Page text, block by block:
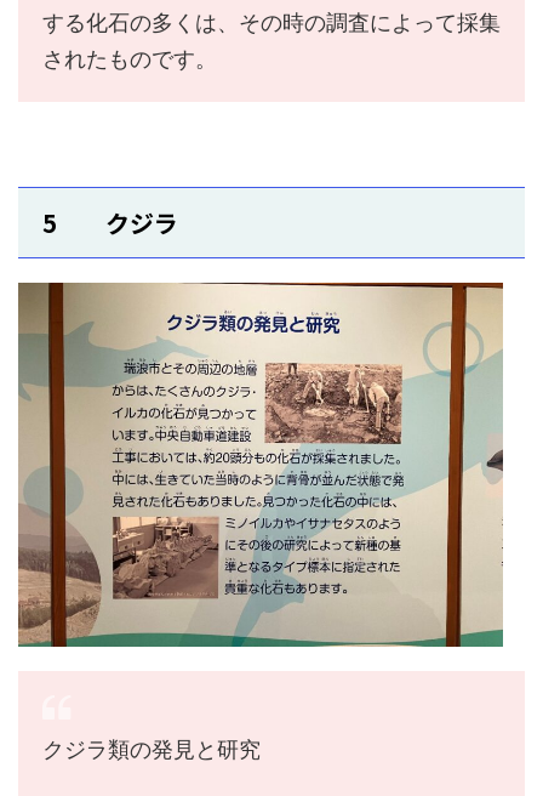
する化石の多くは、その時の調査によって採集
されたものです。
5 クジラ
クジラ類の発見と研究